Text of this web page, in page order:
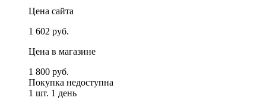
Цена сайта
1 602 руб.
Цена в магазине
1 800 руб.
Покупка недоступна
1 шт. 1 день